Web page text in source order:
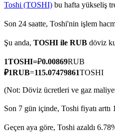
COIN-M Vadeli İşlemleri
Kripto Para Vadeli İşlemleri
Hisse senetleri, döviz,
Toshi (TOSHI) bu hafta yükseliş
Son 24 saatte, Toshi'nin işlem
Şu anda, TOSHI ile RUB döviz
1TOSHI=₽0.00869RUB
₽1RUB=115.07479861TOSHI
(Not: Döviz ücretleri ve gaz
Son 7 gün içinde, Toshi fiyatı arttı
Geçen aya göre, Toshi azaldı